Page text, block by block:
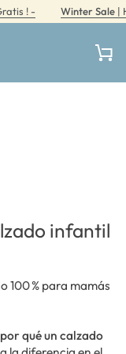
! - Winter Sale|
infantil
100 % para mamás
por qué un calzado